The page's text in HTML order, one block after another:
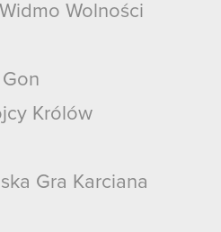
Wolności
Królów
Gra Karciana